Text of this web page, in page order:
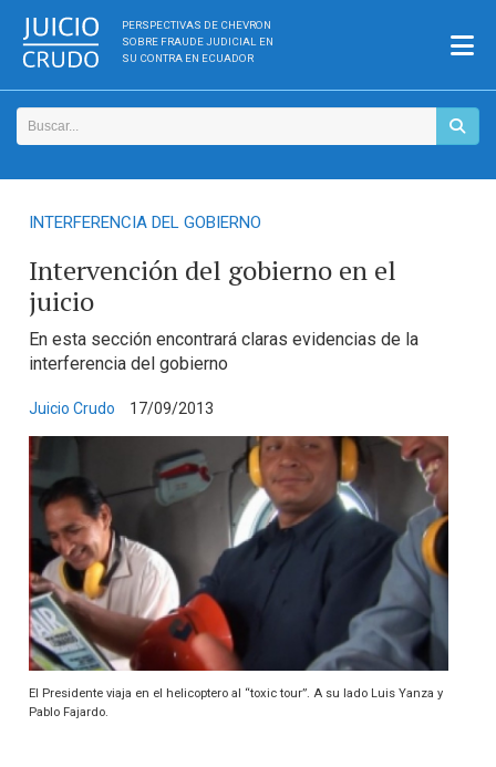
PERSPECTIVAS DE CHEVRON
SOBRE FRAUDE JUDICIAL EN
SU CONTRA EN ECUADOR
INTERFERENCIA DEL GOBIERNO
Intervención del gobierno en el
juicio
En esta sección encontrará claras evidencias de la
interferencia del gobierno
Juicio Crudo 17/09/2013
El Presidente viaja en el helicoptero al “toxic tour”. A su lado Luis Yanza y
Pablo Fajardo.